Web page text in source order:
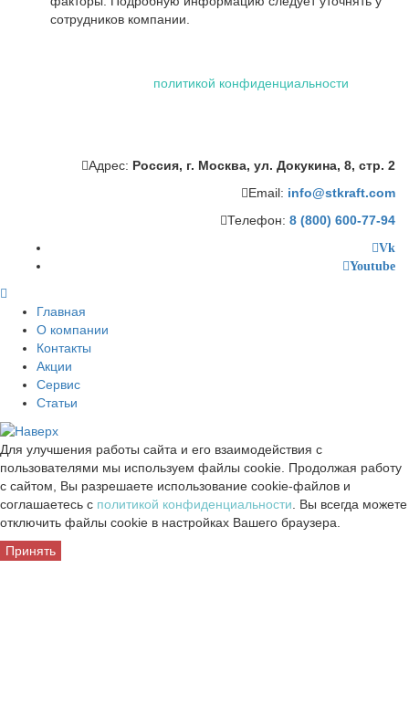
сотрудников компании.
политикой конфиденциальности
Адрес: Россия, г. Москва, ул. Докукина, 8, стр. 2
Email: info@stkraft.com
Телефон: 8 (800) 600-77-94
Vk
Youtube
Главная
О компании
Контакты
Акции
Сервис
Статьи
Для улучшения работы сайта и его взаимодействия с
пользователями мы используем файлы cookie. Продолжая работу
с сайтом, Вы разрешаете использование cookie-файлов и
соглашаетесь с политикой конфиденциальности. Вы всегда можете
отключить файлы cookie в настройках Вашего браузера.
Принять